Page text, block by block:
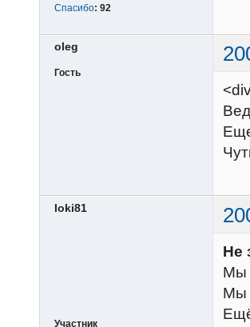
Спасибо: 92
oleg
Гость
loki81
Участник
Не
Мы
Мы